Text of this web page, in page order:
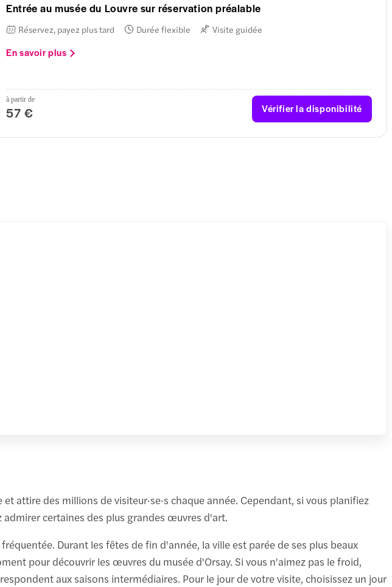
Entrée au musée du Louvre sur réservation préalable
Réservez, payez plus tard Durée flexible Visite guidée
En savoir plus
à partir de
57 € Vérifier la disponibilité
attire des millions de visiteur·se·s chaque année. Cependant, si vous planifiez
admirer certaines des plus grandes œuvres d'art.
Durant les fêtes de fin d'année, la ville est parée de ses plus beaux
pour découvrir les œuvres du musée d'Orsay. Si vous n'aimez pas le froid,
aux saisons intermédiaires. Pour le jour de votre visite, choisissez un jour